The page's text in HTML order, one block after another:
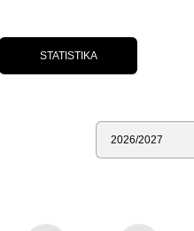
STATISTIKA
Sezona